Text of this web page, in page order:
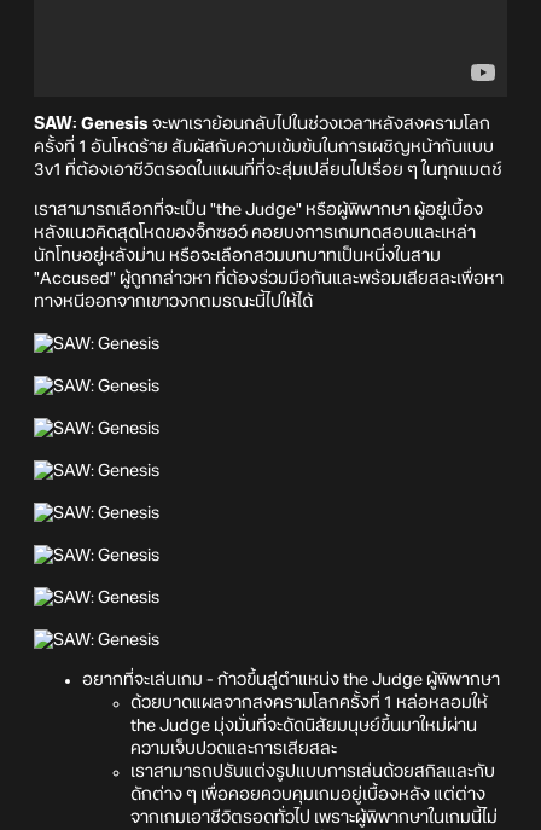
SAW: Genesis จะพาเราย้อนกลับไปในช่วงเวลาหลังสงครามโลก
ครั้งที่ 1 อันโหดร้าย สัมผัสกับความเข้มข้นในการเผชิญหน้ากันแบบ
3v1 ที่ต้องเอาชีวิตรอดในแผนที่ที่จะสุ่มเปลี่ยนไปเรื่อย ๆ ในทุกแมตช์
เราสามารถเลือกที่จะเป็น "the Judge" หรือผู้พิพากษา ผู้อยู่เบื้อง
หลังแนวคิดสุดโหดของจิ๊กซอว์ คอยบงการเกมทดสอบและเหล่า
นักโทษอยู่หลังม่าน หรือจะเลือกสวมบทบาทเป็นหนึ่งในสาม
"Accused" ผู้ถูกกล่าวหา ที่ต้องร่วมมือกันและพร้อมเสียสละเพื่อหา
ทางหนีออกจากเขาวงกตมรณะนี้ไปให้ได้
อยากที่จะเล่นเกม - ก้าวขึ้นสู่ตำแหน่ง the Judge ผู้พิพากษา
ด้วยบาดแผลจากสงครามโลกครั้งที่ 1 หล่อหลอมให้
the Judge มุ่งมั่นที่จะดัดนิสัยมนุษย์ขึ้นมาใหม่ผ่าน
ความเจ็บปวดและการเสียสละ
เราสามารถปรับแต่งรูปแบบการเล่นด้วยสกิลและกับ
ดักต่าง ๆ เพื่อคอยควบคุมเกมอยู่เบื้องหลัง แต่ต่าง
จากเกมเอาชีวิตรอดทั่วไป เพราะผู้พิพากษาในเกมนี้ไม่